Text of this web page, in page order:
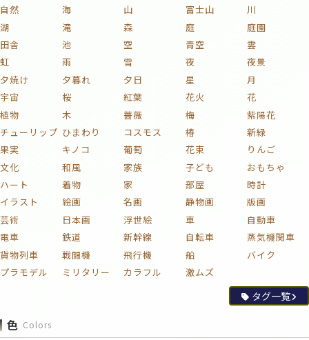
自然
海 山 富士山
川
湖
滝 森 庭
庭園
田舎
池 空 青空
雲
虹
雨 雪 夜
夜景
夕焼け
夕暮れ 夕日 星
月
宇宙
桜 紅葉 花火
花
植物
木 薔薇 梅
紫陽花
チューリップ ひまわり コスモス 椿
新緑
果実
キノコ 葡萄 花束
りんご
文化
和風 家族 子ども
おもちゃ
ハート
着物 家 部屋
時計
イラスト
絵画 名画 静物画
版画
芸術
日本画 浮世絵 車
自動車
電車
鉄道 新幹線 自転車
蒸気機関車
貨物列車
戦闘機 飛行機 船
バイク
プラモデル
ミリタリー カラフル 激ムズ
タグ一覧
色 Colors